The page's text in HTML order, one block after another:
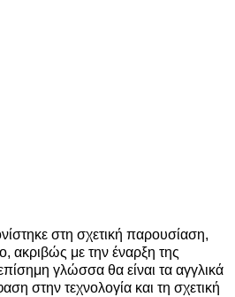
στη σχετική παρουσίαση,
ακριβώς με την έναρξη της
γλώσσα θα είναι τα αγγλικά
στην τεχνολογία και τη σχετική